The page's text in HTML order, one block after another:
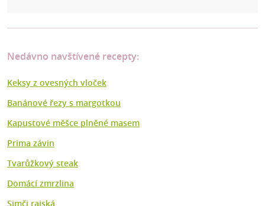
Nedávno navštívené recepty:
Keksy z ovesných vloček
Banánové řezy s margotkou
Kapustové měšce plněné masem
Prima závin
Tvarůžkový steak
Domácí zmrzlina
Simči rajská